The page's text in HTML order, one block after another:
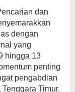
dan
dengan
yang
hingga 13
penting
pengabdian
Timur.